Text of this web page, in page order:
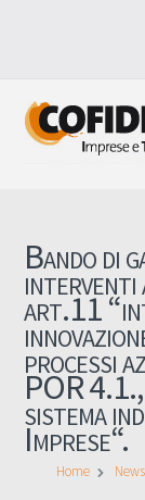
Bando di
interventi
art.11
processi
POR
sistema
Imprese“.
Home News